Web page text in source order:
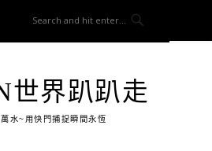
世界趴趴走
水~用快門捕捉瞬間永恆